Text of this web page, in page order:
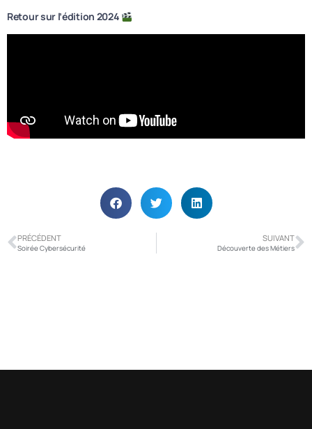
Retour sur l’édition 2024
PRÉCÉDENT
Soirée Cybersécurité
SUIVANT
Découverte des Métiers